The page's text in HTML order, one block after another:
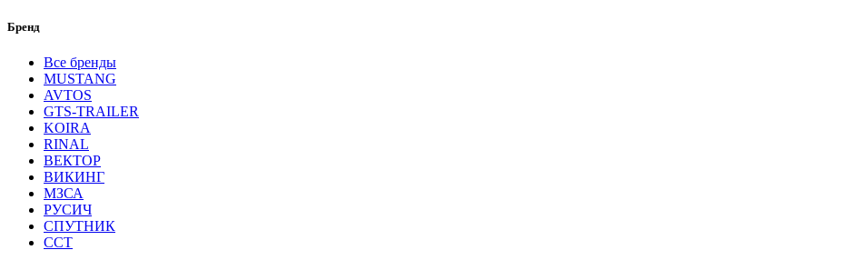
Бренд
Все бренды
MUSTANG
AVTOS
GTS-TRAILER
KOIRA
RINAL
ВЕКТОР
ВИКИНГ
МЗСА
РУСИЧ
СПУТНИК
ССТ